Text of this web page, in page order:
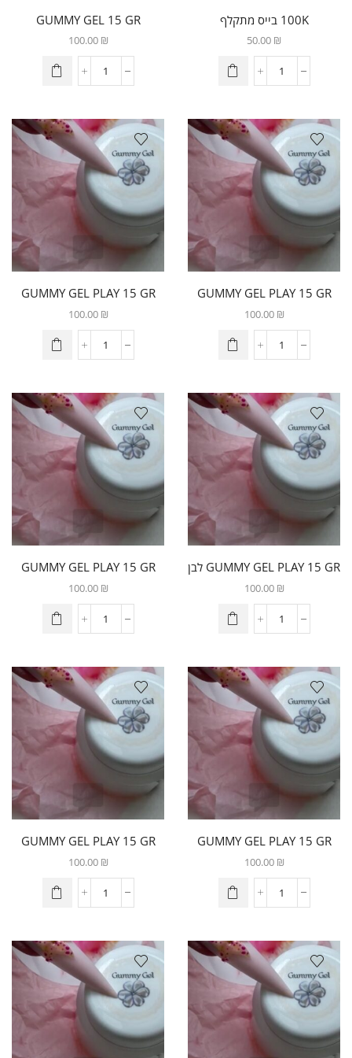
100K בייס מתקלף
50.00 ₪
GUMMY GEL 15 GR
100.00 ₪
GUMMY GEL PLAY 15 GR
צבע גוף
100.00 ₪
GUMMY GEL PLAY 15 GR
ורוד
100.00 ₪
GUMMY GEL PLAY 15 GR לבן
100.00 ₪
GUMMY GEL PLAY 15 GR
צהוב
100.00 ₪
GUMMY GEL PLAY 15 GR
שחור
100.00 ₪
GUMMY GEL PLAY 15 GR
שקוף
100.00 ₪